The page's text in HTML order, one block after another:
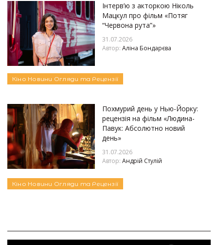
Інтерв’ю з акторкою Ніколь
Мацкул про фільм «Потяг
“Червона рута”»
31.07.2026
Автор: Аліна Бондарєва
Кіно Новини Огляди та Рецензії
Похмурий день у Нью-Йорку:
рецензія на фільм «Людина-
Павук: Абсолютно новий
день»
31.07.2026
Автор: Андрій Стулій
Кіно Новини Огляди та Рецензії